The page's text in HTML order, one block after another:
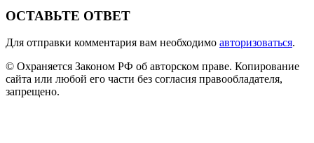
ОСТАВЬТЕ ОТВЕТ
Для отправки комментария вам необходимо авторизоваться.
© Охраняется Законом РФ об авторском праве. Копирование
сайта или любой его части без согласия правообладателя,
запрещено.